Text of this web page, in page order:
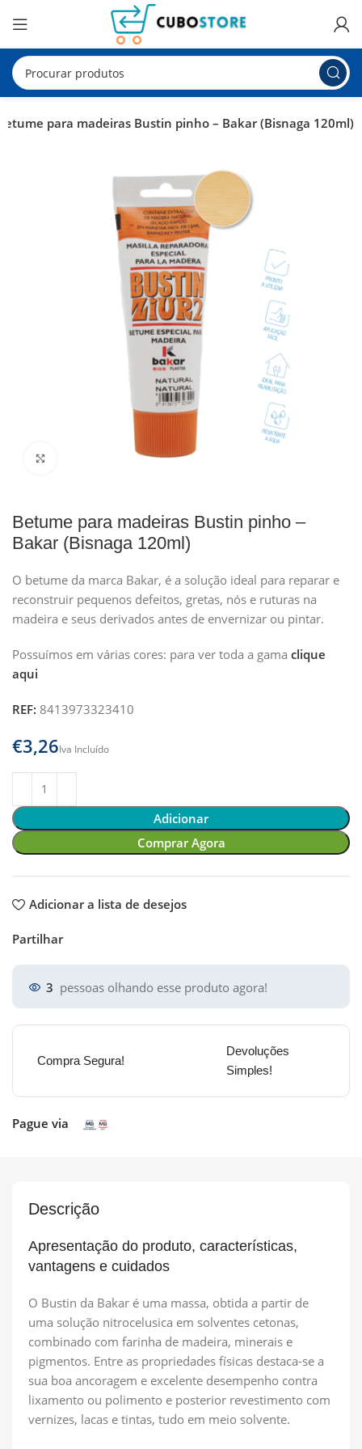
para madeiras Bustin pinho – Bakar (Bisnaga 120ml)
Clique para ampliar
Betume para madeiras Bustin pinho –
Bakar (Bisnaga 120ml)
O betume da marca Bakar, é a solução ideal para reparar e
reconstruir pequenos defeitos, gretas, nós e ruturas na
madeira e seus derivados antes de envernizar ou pintar.
Possuímos em várias cores: para ver toda a gamaclique
aqui
REF:8413973323410
€
Adicionar
Comprar Agora
Adicionar a lista de desejos
Partilhar
3 pessoas olhando esse produto agora!
Compra Segura!
Devoluções
Simples!
Pague via
Descrição
Apresentação do produto, características,
vantagens e cuidados
O Bustin da Bakar é uma massa, obtida a partir de
uma solução nitrocelusica em solventes cetonas,
combinado com farinha de madeira, minerais e
pigmentos. Entre as propriedades físicas destaca-se a
sua boa ancoragem e excelente desempenho contra
lixamento ou polimento e posterior revestimento com
vernizes, lacas e tintas, tudo em meio solvente.